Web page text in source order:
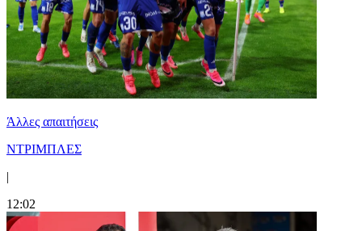
Άλλες απαιτήσεις
ΝΤΡΙΜΠΛΕΣ
|
12:02